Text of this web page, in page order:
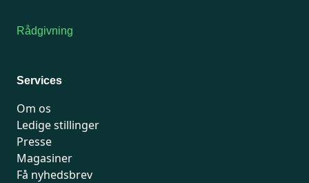
Rådgivning
Services
Om os
Ledige stillinger
Presse
Magasiner
Få nyhedsbrev